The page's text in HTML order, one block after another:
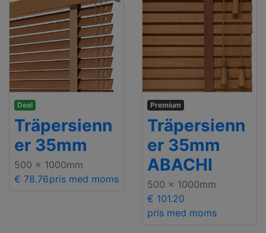
Deal
Träpersienn
er 35mm
500 x 1000mm
€ 78.76pris med moms
Premium
Träpersienn
er 35mm
ABACHI
500 x 1000mm
€ 101.20
pris med moms